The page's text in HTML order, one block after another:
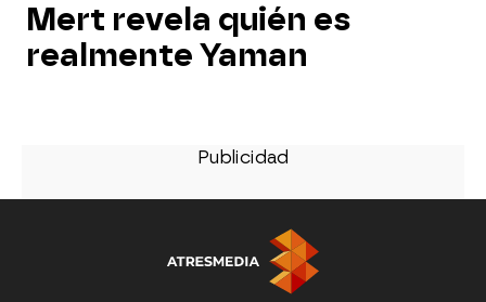
Mert revela quién es
realmente Yaman